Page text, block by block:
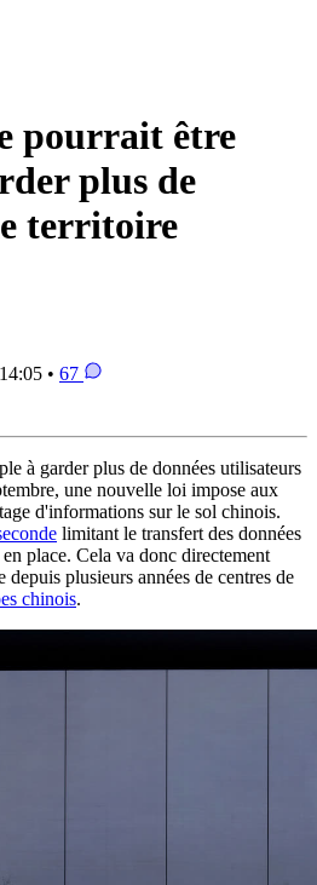
pourrait être
plus de
territoire
• 67
à garder plus de données utilisateurs
une nouvelle loi impose aux
d'informations sur le sol chinois.
limitant le transfert des données
place. Cela va donc directement
plusieurs années de centres de
chinois.